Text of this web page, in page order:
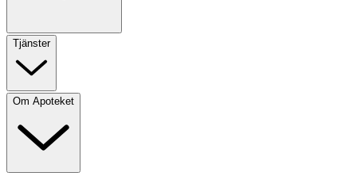
Tjänster
Om Apoteket